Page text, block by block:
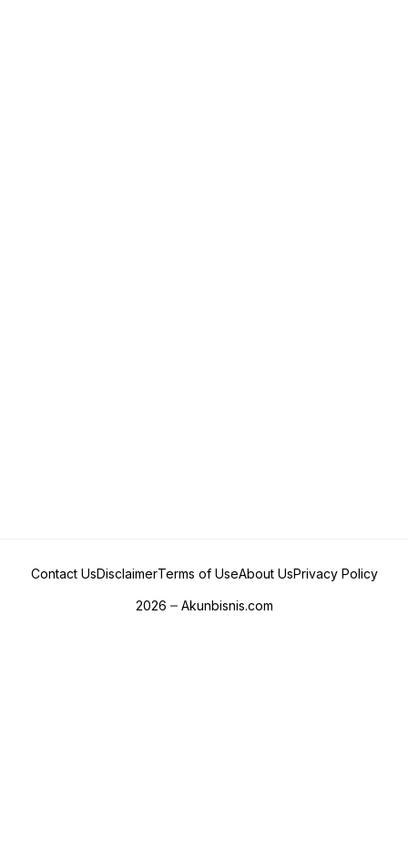
Contact UsDisclaimerTerms of UseAbout UsPrivacy Policy
2026 Akunbisnis.com